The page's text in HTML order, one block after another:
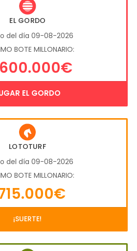
EL GORDO
del día 09-08-2026
BOTE MILLONARIO:
EL GORDO
LOTOTURF
del día 09-08-2026
BOTE MILLONARIO:
¡SUERTE!